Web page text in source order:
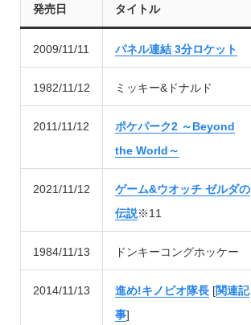
発売日 タイトル
2009/11/11 パネル連結 3分ロケット
1982/11/12 ミッキー&ドナルド
2011/11/12
ポケパーク2 ～Beyond
the World～
2021/11/12
ゲーム&ウオッチ ゼルダの
伝説※11
1984/11/13 ドンキーコングホッケー
2014/11/13 進め!キノピオ隊長[関連記
事]